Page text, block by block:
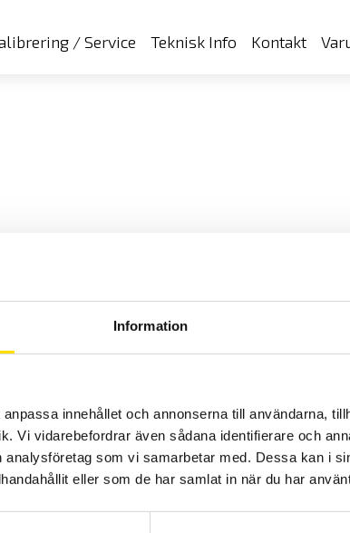
Information
innehållet och annonserna till användarna,
Vi vidarebefordrar även sådana identifierare och
som vi samarbetar med. Dessa kan i
eller som de har samlat in när du har
/ Service Teknisk Info Kontakt